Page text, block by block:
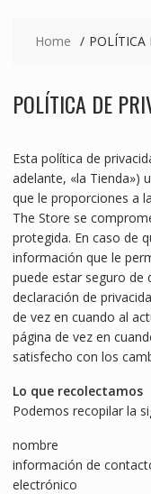
Home POLÍTICA
POLÍTICA DE
Esta política de
adelante, «la Tienda»)
que le proporciones a
The Store se
protegida. En caso de
información que le
puede estar seguro de
declaración de
de vez en cuando al
página de vez en
satisfecho con los
Lo que recolectamos
Podemos recopilar la
nombre
información de
electrónico